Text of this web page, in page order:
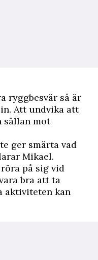
ryggbesvär så är
Att undvika att
sällan mot
ger smärta vad
Mikael.
på sig vid
bra att ta
aktiviteten kan